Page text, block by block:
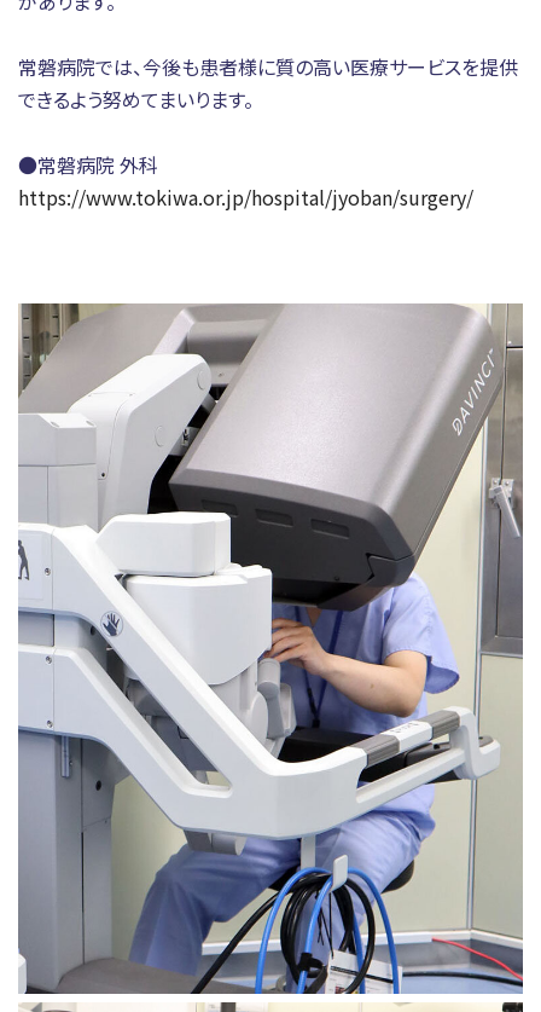
常磐病院では、今後も患者様に質の高い医療サービスを提供
できるよう努めてまいります。
●常磐病院 外科
https://www.tokiwa.or.jp/hospital/jyoban/surgery/